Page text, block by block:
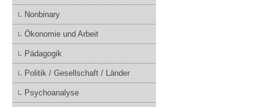
Nonbinary
Ökonomie und Arbeit
Pädagogik
Politik / Gesellschaft / Länder
Psychoanalyse